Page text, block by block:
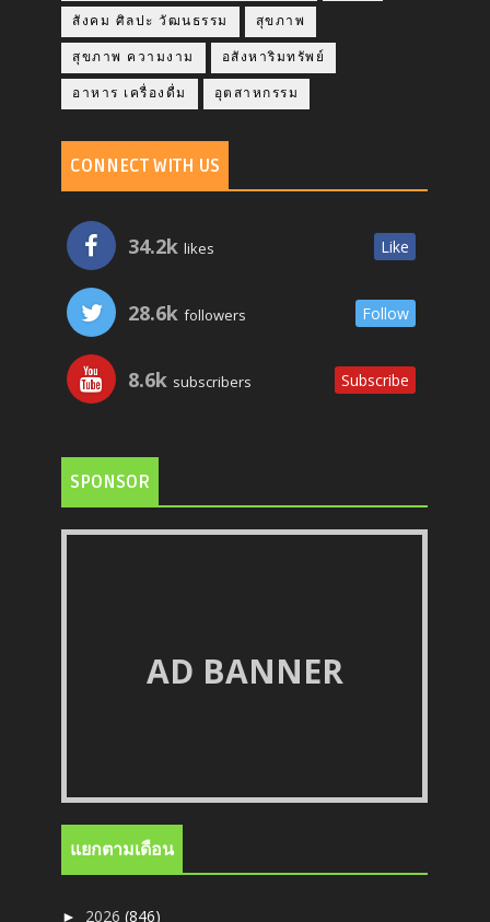
สังคม ศิลปะ วัฒนธรรม สุขภาพ
สุขภาพ ความงาม อสังหาริมทรัพย์
อาหาร เครื่องดื่ม อุตสาหกรรม
CONNECT WITH US
34.2k likes Like
28.6k followers Follow
8.6k subscribers Subscribe
SPONSOR
AD BANNER
แยกตามเดือน
► 2026(846)